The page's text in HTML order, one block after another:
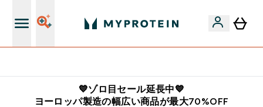
💙ゾロ目セール延長中💙
ヨーロッパ製造の幅広い商品が最大70%OFF